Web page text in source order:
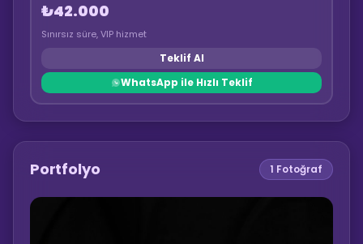
₺42.000
Sınırsız süre, VIP hizmet
Teklif Al
WhatsApp ile Hızlı Teklif
Portfolyo 1 Fotoğraf